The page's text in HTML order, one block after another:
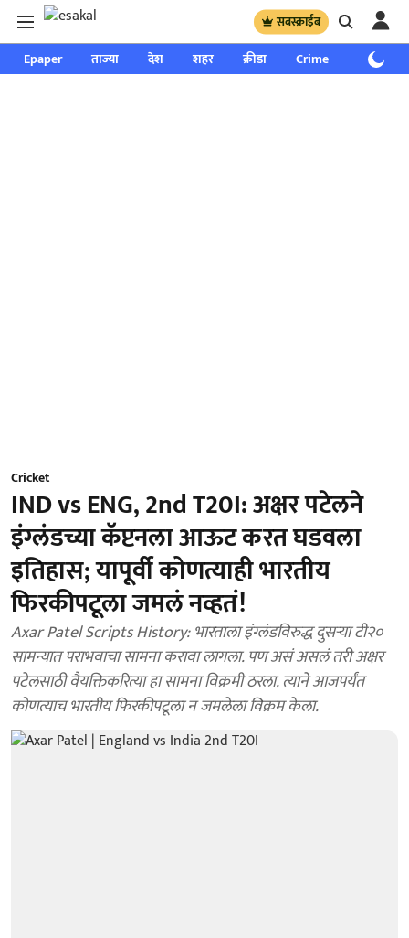
सबस्क्राईब
Epaper ताज्या देश शहर क्रीडा Crime साप्ताहिक
Cricket
IND vs ENG, 2nd T20I: अक्षर पटेलने
इंग्लंडच्या कॅप्टनला आऊट करत घडवला
इतिहास; यापूर्वी कोणत्याही भारतीय
फिरकीपटूला जमलं नव्हतं!
Axar Patel Scripts History: भारताला इंग्लंडविरुद्ध दुसऱ्या टी२०
सामन्यात पराभवाचा सामना करावा लागला. पण असं असलं तरी अक्षर
पटेलसाठी वैयक्तिकरित्या हा सामना विक्रमी ठरला. त्याने आजपर्यंत
कोणत्याच भारतीय फिरकीपटूला न जमलेला विक्रम केला.